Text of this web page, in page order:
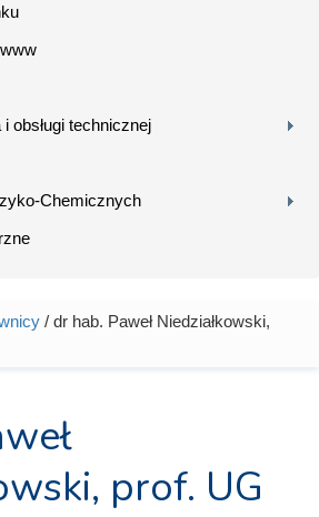
obsługi technicznej
Chemicznych
/ dr hab. Paweł Niedziałkowski,
prof. UG